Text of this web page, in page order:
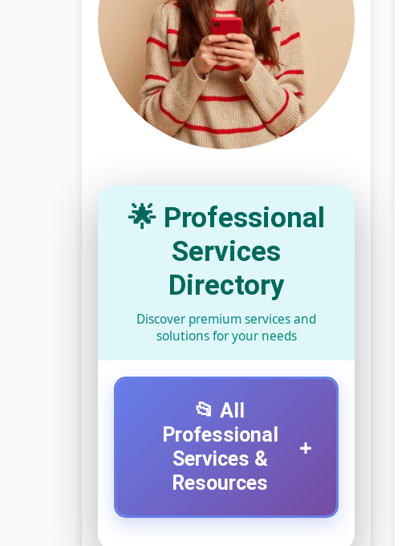
🌟 Professional
Services
Directory
Discover premium services and
solutions for your needs
📂 All
Professional
Services &
Resources
+